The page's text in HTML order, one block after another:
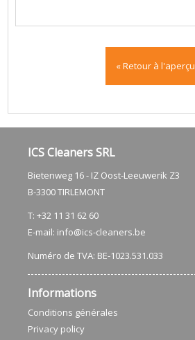
« Retour à l'aperçu
ICS Cleaners SRL
Bietenweg 16 - IZ Oost-Leeuwerik Z3
​B-3300 TIRLEMONT
T: +32 11 31 62 60
E-mail: info@ics-cleaners.be
Numéro de TVA: BE-1023.531.033
Informations
Conditions générales
Privacy policy